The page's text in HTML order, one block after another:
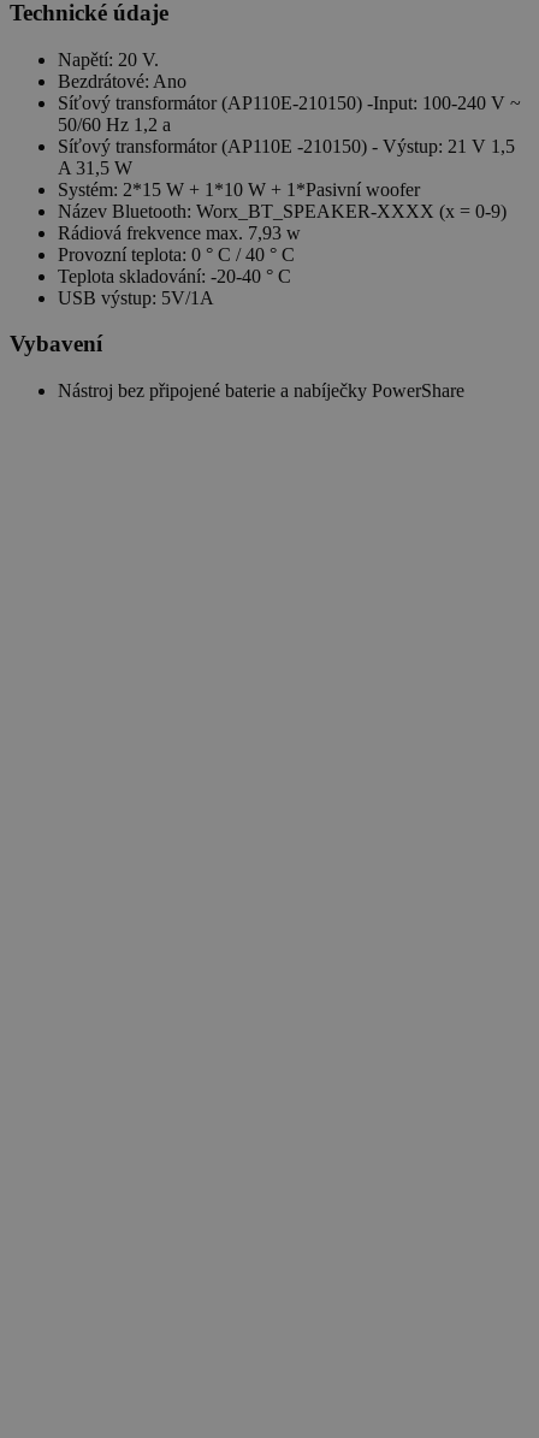
Technické údaje
Napětí: 20 V.
Bezdrátové: Ano
Síťový transformátor (AP110E-210150) -Input: 100-240 V ~
50/60 Hz 1,2 a
Síťový transformátor (AP110E -210150) - Výstup: 21 V 1,5
A 31,5 W
Systém: 2*15 W + 1*10 W + 1*Pasivní woofer
Název Bluetooth: Worx_BT_SPEAKER-XXXX (x = 0-9)
Rádiová frekvence max. 7,93 w
Provozní teplota: 0 ° C / 40 ° C
Teplota skladování: -20-40 ° C
USB výstup: 5V/1A
Vybavení
Nástroj bez připojené baterie a nabíječky PowerShare